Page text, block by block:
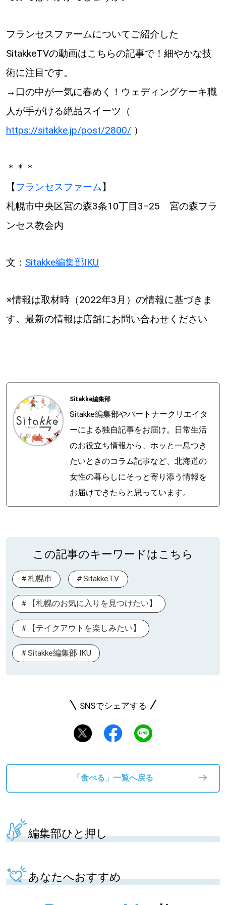
フランセスファームについてご紹介した
SitakkeTVの動画はこちらの記事で！細やかな技
術に注目です。
→口の中が一気に春めく！ウェディングケーキ職
人が手がける絶品スイーツ（
https://sitakke.jp/post/2800/）
＊＊＊
【 フランセスファーム 】
札幌市中央区宮の森3条10丁目3−25 宮の森フラ
ンセス教会内
文： Sitakke編集部IKU
※情報は取材時（2022年3月）の情報に基づきま
す。最新の情報は店舗にお問い合わせください
Sitakke編集部
Sitakke編集部やパートナークリエイタ
ーによる独自記事をお届け。日常生活
のお役立ち情報から、ホッと一息つき
たいときのコラム記事など、北海道の
女性の暮らしにそっと寄り添う情報を
お届けできたらと思っています。
この記事のキーワードはこちら
札幌市 SitakkeTV
【札幌のお気に入りを見つけたい】
【テイクアウトを楽しみたい】
Sitakke編集部 IKU
SNSでシェアする
「食べる」一覧へ戻る
編集部ひと押し
あなたへおすすめ